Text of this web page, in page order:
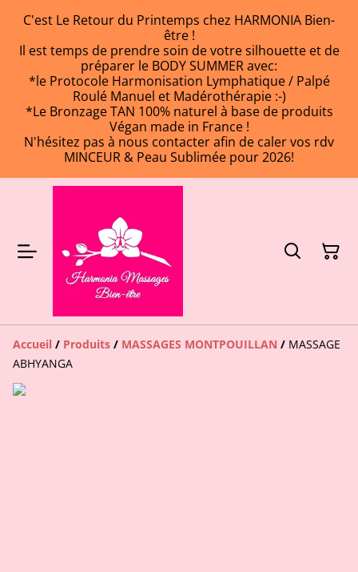
C'est Le Retour du Printemps chez HARMONIA Bien-
être !
Il est temps de prendre soin de votre silhouette et de
préparer le BODY SUMMER avec:
*le Protocole Harmonisation Lymphatique / Palpé
Roulé Manuel et Madérothérapie :-)
*Le Bronzage TAN 100% naturel à base de produits
Végan made in France !
N'hésitez pas à nous contacter afin de caler vos rdv
MINCEUR & Peau Sublimée pour 2026!
Accueil / Produits / MASSAGES MONTPOUILLAN / MASSAGE
ABHYANGA